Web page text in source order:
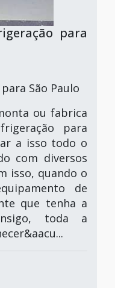
para
São Paulo
ou fabrica
para
a isso todo o
com diversos
isso, quando o
de
que tenha a
toda a